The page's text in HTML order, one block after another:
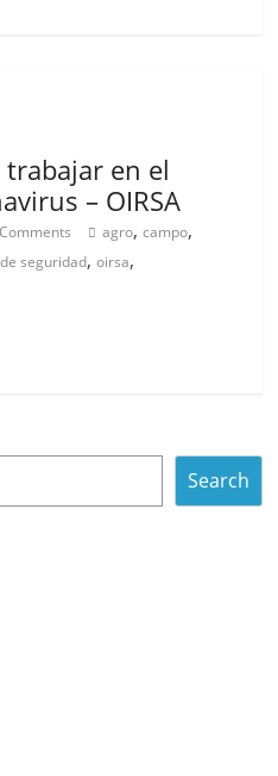
trabajar en el
– OIRSA
agro,campo,
seguridad,oirsa,
Search